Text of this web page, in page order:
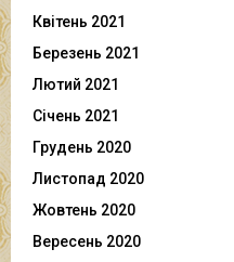
Квітень 2021
Березень 2021
Лютий 2021
Січень 2021
Грудень 2020
Листопад 2020
Жовтень 2020
Вересень 2020